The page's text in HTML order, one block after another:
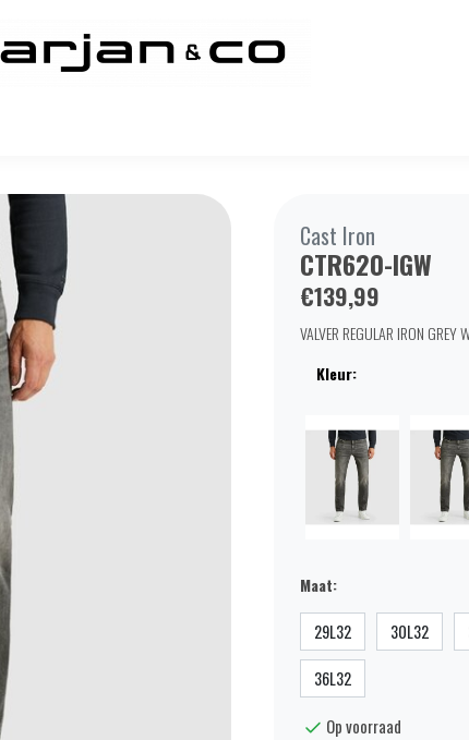
Cast Iron
CTR620-IGW
€139,99
VALVER REGULAR IRON
Kleur:
Maat:
29L32 30L32
36L32
Op voorraad